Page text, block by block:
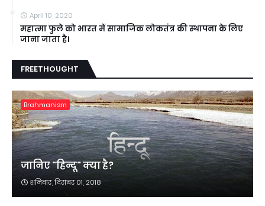
April 10, 2020
महात्मा फुले को भारत में सामाजिक लोकतंत्र की स्थापना के लिए
जाना जाता है।
FREETHOUGHT
Brahmanism
जानिए "हिन्दू" क्या है?
शनिवार, दिसंबर 01, 2018